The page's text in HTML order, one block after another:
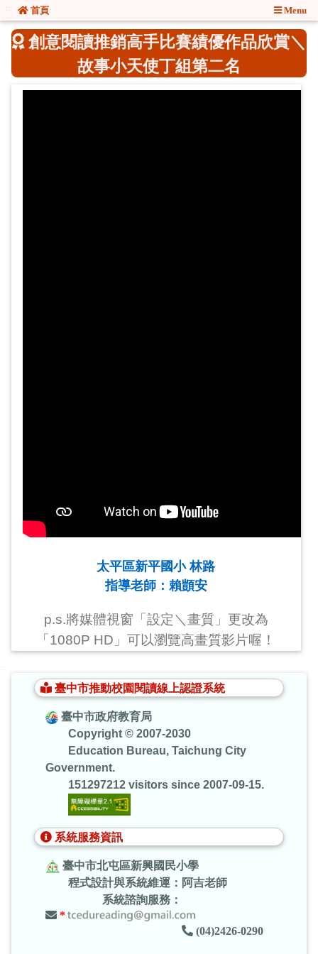
::: 首頁 Menu
創意閱讀推銷高手比賽績優作品欣賞＼
故事小天使丁組第二名
太平區新平國小 林路
指導老師：賴顗安
p.s.將媒體視窗「設定＼畫質」更改為
「1080P HD」可以瀏覽高畫質影片喔！
臺中市推動校園閱讀線上認證系統
臺中市政府教育局
Copyright © 2007-2030
Education Bureau, Taichung City
Government.
151297212 visitors since 2007-09-15.
系統服務資訊
臺中市北屯區新興國民小學
程式設計與系統維運：阿吉老師
系統諮詢服務：
*
(04)2426-0290